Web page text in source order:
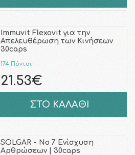
Immuvit Flexovit για την
Απελευθέρωση των Κινήσεων
30caps
174 Πόντοι
21.53€
ΣΤΟ ΚΑΛΑΘΙ
SOLGAR - No 7 Ενίσχυση
Αρθρώσεων | 30caps